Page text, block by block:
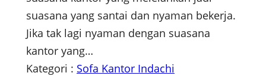
suasana yang santai dan nyaman bekerja.
Jika tak lagi nyaman dengan suasana
kantor yang…
Kategori : Sofa Kantor Indachi